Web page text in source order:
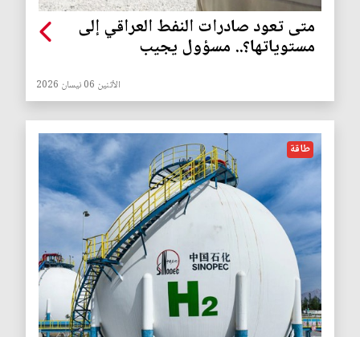
متى تعود صادرات النفط العراقي إلى
مستوياتها؟.. مسؤول يجيب
الأثنين 06 نيسان 2026
طاقة